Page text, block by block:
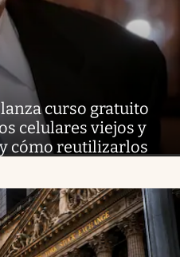
curso gratuito
celulares viejos y
cómo reutilizarlos